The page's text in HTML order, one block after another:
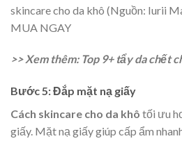
skincare cho da khô (Nguồn: Iurii
MUA NGAY
>> Xem thêm: Top 9+ tẩy da chết
Bước 5: Đắp mặt nạ giấy
Cách skincare cho da khô tối ưu
giấy. Mặt nạ giấy giúp cấp ẩm